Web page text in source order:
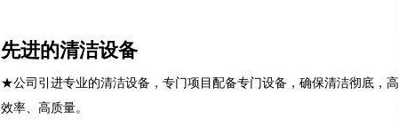
先进的清洁设备
★公司引进专业的清洁设备，专门项目配备专门设备，确保清洁彻底，高
效率、高质量。